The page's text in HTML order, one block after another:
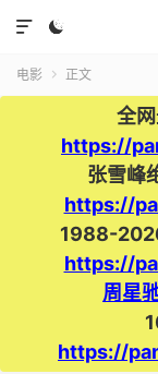


电影  正文
全
https://
张雪峰
https://
1988-
https://
周星
https://